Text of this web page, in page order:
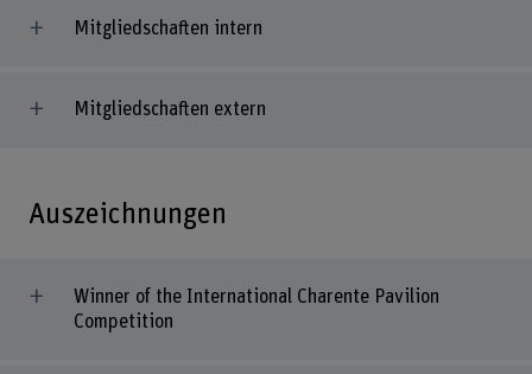
Mitgliedschaften intern
Mitgliedschaften extern
Auszeichnungen
Winner of the International Charente Pavilion
Competition